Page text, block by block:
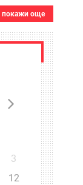
покажи още
3
12